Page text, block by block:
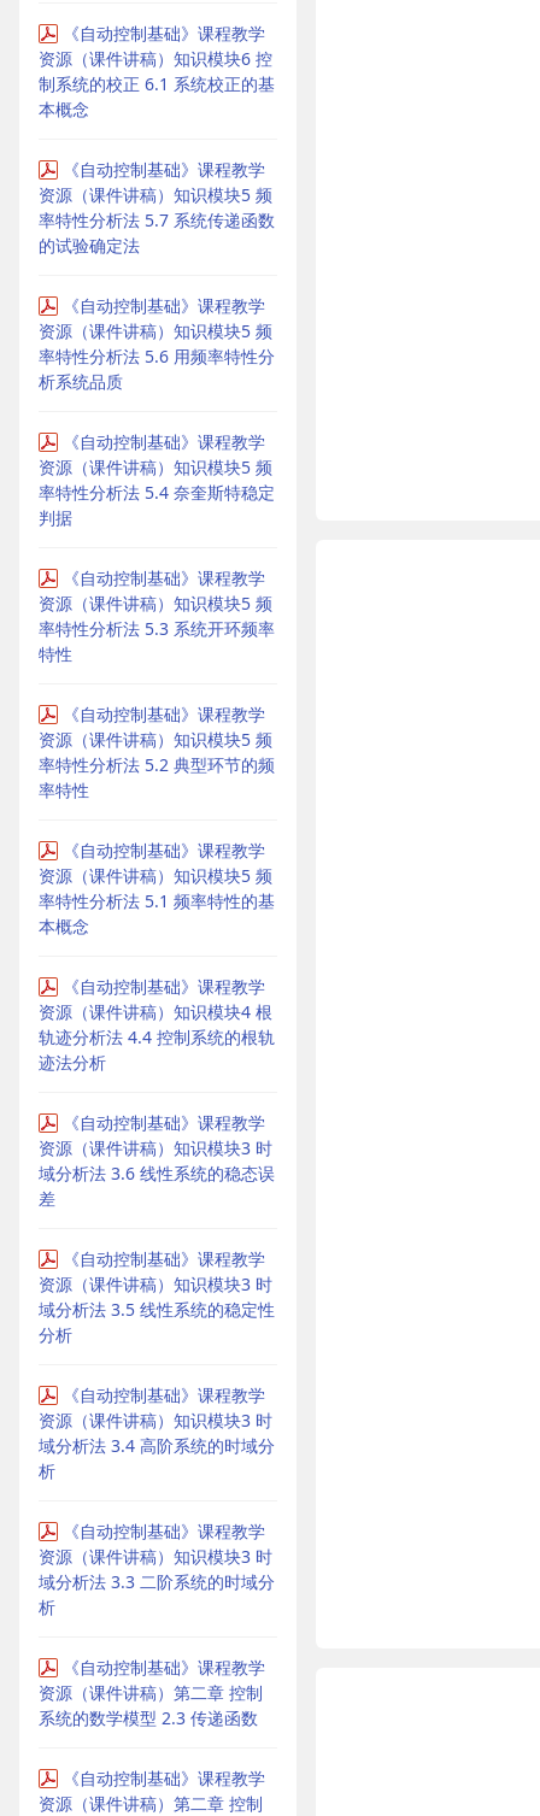
《自动控制基础》课程教学
资源（课件讲稿）知识模块6 控
制系统的校正 6.1 系统校正的基
本概念
《自动控制基础》课程教学
资源（课件讲稿）知识模块5 频
率特性分析法 5.7 系统传递函数
的试验确定法
《自动控制基础》课程教学
资源（课件讲稿）知识模块5 频
率特性分析法 5.6 用频率特性分
析系统品质
《自动控制基础》课程教学
资源（课件讲稿）知识模块5 频
率特性分析法 5.4 奈奎斯特稳定
判据
《自动控制基础》课程教学
资源（课件讲稿）知识模块5 频
率特性分析法 5.3 系统开环频率
特性
《自动控制基础》课程教学
资源（课件讲稿）知识模块5 频
率特性分析法 5.2 典型环节的频
率特性
《自动控制基础》课程教学
资源（课件讲稿）知识模块5 频
率特性分析法 5.1 频率特性的基
本概念
《自动控制基础》课程教学
资源（课件讲稿）知识模块4 根
轨迹分析法 4.4 控制系统的根轨
迹法分析
《自动控制基础》课程教学
资源（课件讲稿）知识模块3 时
域分析法 3.6 线性系统的稳态误
差
《自动控制基础》课程教学
资源（课件讲稿）知识模块3 时
域分析法 3.5 线性系统的稳定性
分析
《自动控制基础》课程教学
资源（课件讲稿）知识模块3 时
域分析法 3.4 高阶系统的时域分
析
《自动控制基础》课程教学
资源（课件讲稿）知识模块3 时
域分析法 3.3 二阶系统的时域分
析
《自动控制基础》课程教学
资源（课件讲稿）第二章 控制
系统的数学模型 2.3 传递函数
《自动控制基础》课程教学
资源（课件讲稿）第二章 控制